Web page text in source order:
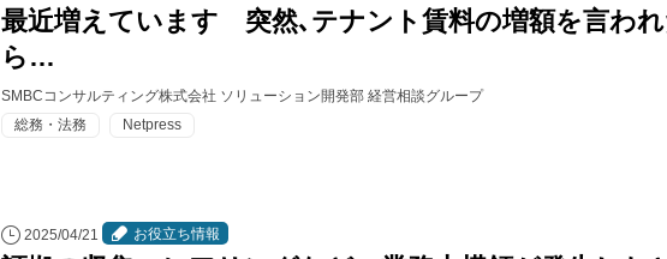
最近増えています 突然､テナント賃料の増額を言わ
ら…
SMBCコンサルティング株式会社 ソリューション開発部 経営相談グループ
総務・法務
Netpress
2025/04/21 お役立ち情報